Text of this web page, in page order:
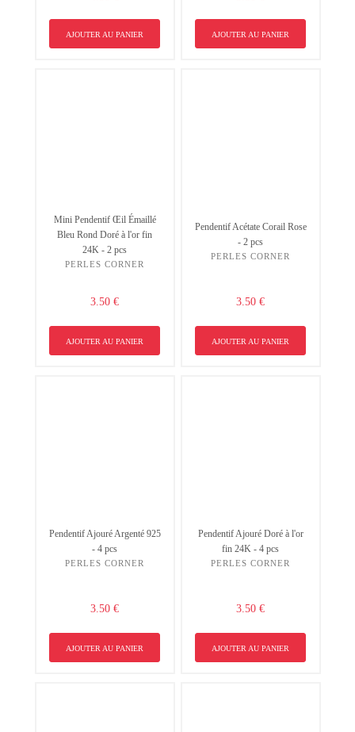
AJOUTER AU PANIER AJOUTER AU PANIER
Mini Pendentif Œil Émaillé
Bleu Rond Doré à l'or fin
24K - 2 pcs
PERLES CORNER
3.50 €
AJOUTER AU PANIER
Pendentif Acétate Corail Rose
- 2 pcs
PERLES CORNER
3.50 €
AJOUTER AU PANIER
Pendentif Ajouré Argenté 925
- 4 pcs
PERLES CORNER
3.50 €
AJOUTER AU PANIER
Pendentif Ajouré Doré à l'or
fin 24K - 4 pcs
PERLES CORNER
3.50 €
AJOUTER AU PANIER